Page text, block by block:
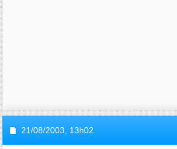
21/08/2003, 13h02